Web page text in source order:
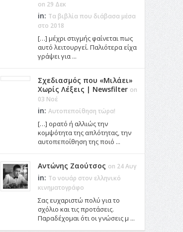
on 29 Δεκ
in: Τα βιβλία που διάβασα μέσα
στο 2018
[…] μέχρι στιγμής φαίνεται πως
αυτό λειτουργεί. Παλιότερα είχα
γράψει για ...
Σχεδιασμός που «Μιλάει»
Χωρίς Λέξεις | Newsfilter on
03 Νοέ
in: Αυτοπεποίθηση τώρα!
[…] ορατό ή αλλιώς την
κομψότητα της απλότητας, την
αυτοπεποίθηση της ποιό ...
Αντώνης Ζαούτσος on 24 Αυγ
in: Το νουάρ στον ελληνικό
κινηματογράφο
Σας ευχαριστώ πολύ για το
σχόλιο και τις προτάσεις.
Παραδέχομαι ότι οι γνώσεις μ ...